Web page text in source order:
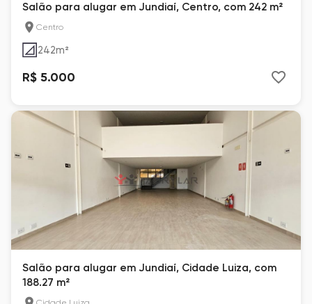
Salão para alugar em Jundiaí, Centro, com 242 m²
Centro
242m²
R$ 5.000
Salão para alugar em Jundiaí, Cidade Luiza, com
188.27 m²